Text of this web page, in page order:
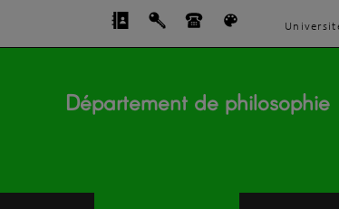
Département de philosophie